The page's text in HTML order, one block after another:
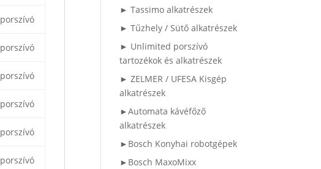
porszívó
porszívó
porszívó
porszívó
porszívó
porszívó
► Tassimo alkatrészek
► Tűzhely / Sütő alkatrészek
► Unlimited porszívó
tartozékok és alkatrészek
► ZELMER / UFESA Kisgép
alkatrészek
►Automata kávéfőző
alkatrészek
►Bosch Konyhai robotgépek
►Bosch MaxoMixx